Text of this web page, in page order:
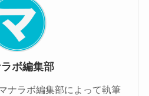
ボ編集部
ナラボ編集部によって執筆